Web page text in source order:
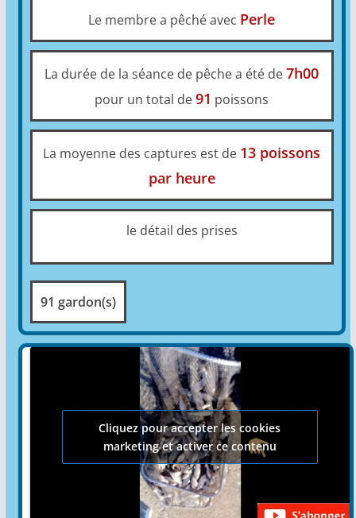
Le membre a pêché avec Perle
La durée de la séance de pêche a été de7h00
pour un total de91 poissons
La moyenne des captures est de 13 poissons
par heure
le détail des prises
91 gardon(s)
Cliquez pour accepter les cookies
marketing et activer ce contenu